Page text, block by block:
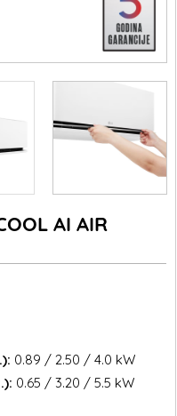
AI AIR
0.89 / 2.50 / 4.0 kW
0.65 / 3.20 / 5.5 kW